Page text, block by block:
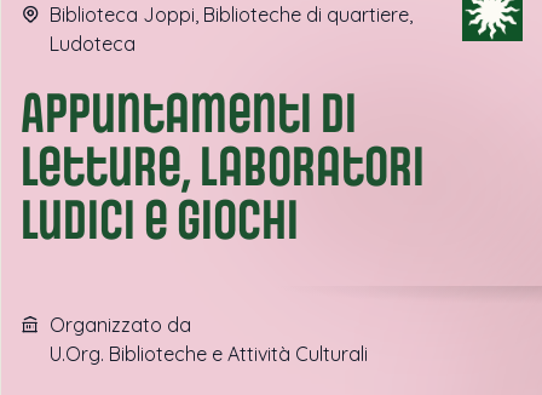
Biblioteca Joppi, Biblioteche di quartiere,
Ludoteca
Appuntamenti di
letture, laboratori
ludici e giochi
Organizzato da
U.Org. Biblioteche e Attività Culturali